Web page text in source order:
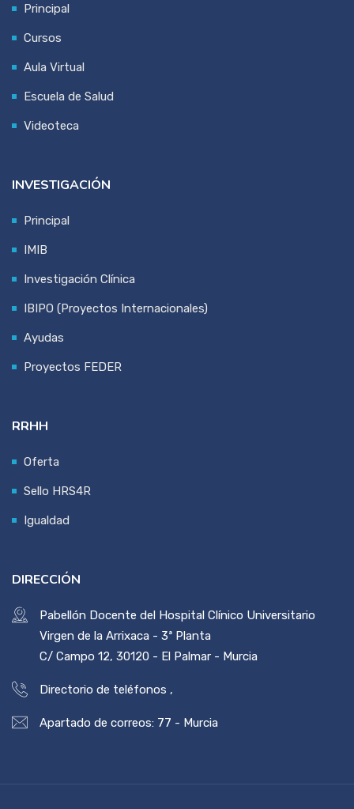
Principal
Cursos
Aula Virtual
Escuela de Salud
Videoteca
INVESTIGACIÓN
Principal
IMIB
Investigación Clínica
IBIPO (Proyectos Internacionales)
Ayudas
Proyectos FEDER
RRHH
Oferta
Sello HRS4R
Igualdad
DIRECCIÓN
Pabellón Docente del Hospital Clínico Universitario
Virgen de la Arrixaca - 3ª Planta
C/ Campo 12, 30120 - El Palmar - Murcia
Directorio de teléfonos ,
Apartado de correos: 77 - Murcia